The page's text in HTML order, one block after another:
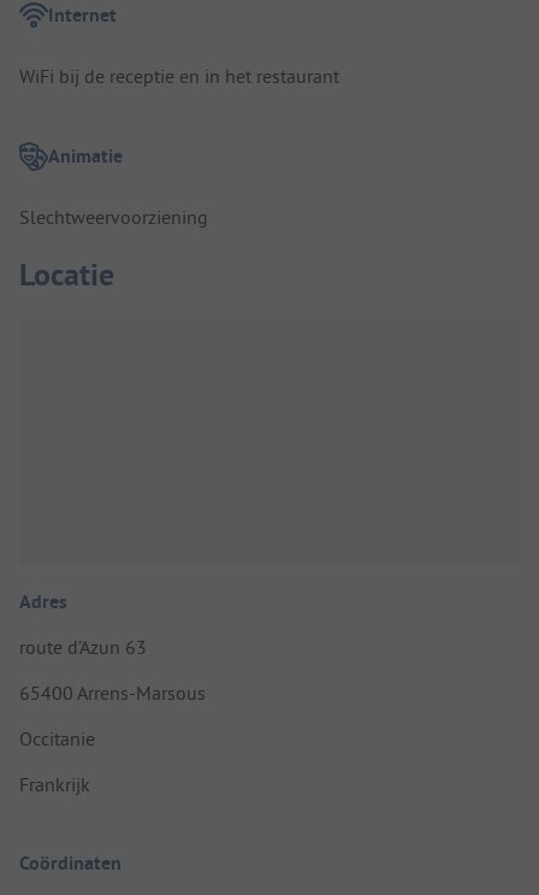
Internet
WiFi bij de receptie en in het restaurant
Animatie
Slechtweervoorziening
Locatie
Adres
route d’Azun 63
65400 Arrens-Marsous
Occitanie
Frankrijk
Coördinaten